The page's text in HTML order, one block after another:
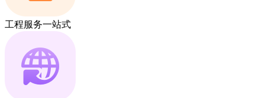
工程服务一站式